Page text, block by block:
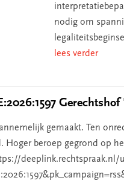
nodig om
lees verder
gemaakt. Ten
Hoger beroep gegrond op
deeplink.rechtspraak.nl/